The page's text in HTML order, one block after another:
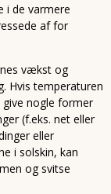
i de varmere
af for
vækst og
Hvis temperaturen
nogle former
(f.eks. net eller
eller
i solskin, kan
og svitse